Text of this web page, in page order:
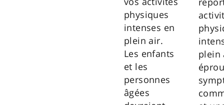
physiques
intenses en
plein air.
Les enfants
et les
personnes
âgées
plein